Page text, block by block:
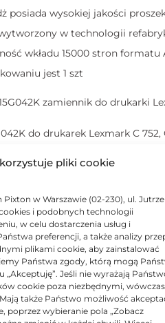
pliki cookie
w Warszawie (02-230), ul.
i podobnych technologii
w celu dostarczenia usług i
preferencji, a także analizy
plikami cookie, aby zainstalować
Państwa zgody, którą mogą
Jeśli nie wyrażają
cookie poza niezbędnymi, wówczas
także Państwo możliwość
wybieranie pola „Zobacz
posiada wysokiej jakości
w technologii
wkładu 15000 stron formatu
jest 1 szt
zamiennik do drukarki
do drukarek Lexmark C 752,
15G042K TONER DO
C762,
eksploatacyjne JetWorld są w
posiada dożywotnią
posiadają certyfikaty ISO 14001,